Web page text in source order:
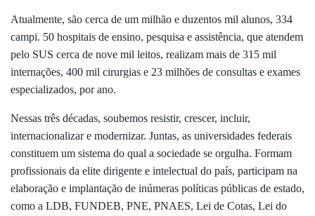
Atualmente, são cerca de um milhão e duzentos mil alunos, 334
campi. 50 hospitais de ensino, pesquisa e assistência, que atendem
pelo SUS cerca de nove mil leitos, realizam mais de 315 mil
internações, 400 mil cirurgias e 23 milhões de consultas e exames
especializados, por ano.
Nessas três décadas, soubemos resistir, crescer, incluir,
internacionalizar e modernizar. Juntas, as universidades federais
constituem um sistema do qual a sociedade se orgulha. Formam
profissionais da elite dirigente e intelectual do país, participam na
elaboração e implantação de inúmeras políticas públicas de estado,
como a LDB, FUNDEB, PNE, PNAES, Lei de Cotas, Lei do